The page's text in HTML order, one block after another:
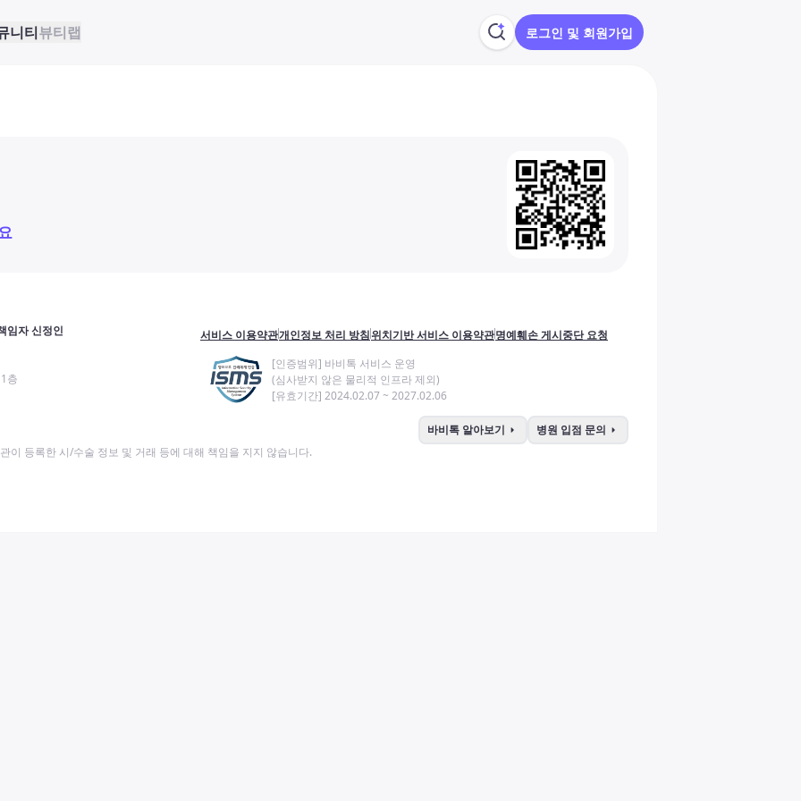
니티뷰티랩 로그인 및 회원가입
임자 신정인
층
서비스 이용약관개인정보 처리 방침위치기반 서비스 이용약관명예훼손 게시중단 요청
[인증범위] 바비톡 서비스 운영
(심사받지 않은 물리적 인프라 제외)
[유효기간] 2024.02.07 ~ 2027.02.06
바비톡 알아보기 arrow_right 병원 입점 문의 arrow_right
이 등록한 시/수술 정보 및 거래 등에 대해 책임을 지지 않습니다.